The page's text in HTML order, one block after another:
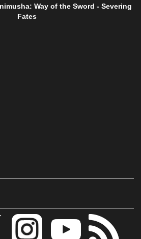
Way of the Sword - Severing
Fates